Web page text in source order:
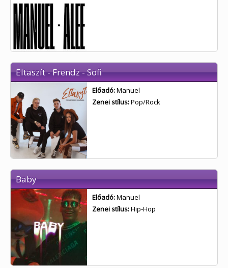
Eltaszít - Frendz - Sofi
Előadó:Manuel
Zenei stílus:Pop/Rock
Baby
Előadó:Manuel
Zenei stílus:Hip-Hop